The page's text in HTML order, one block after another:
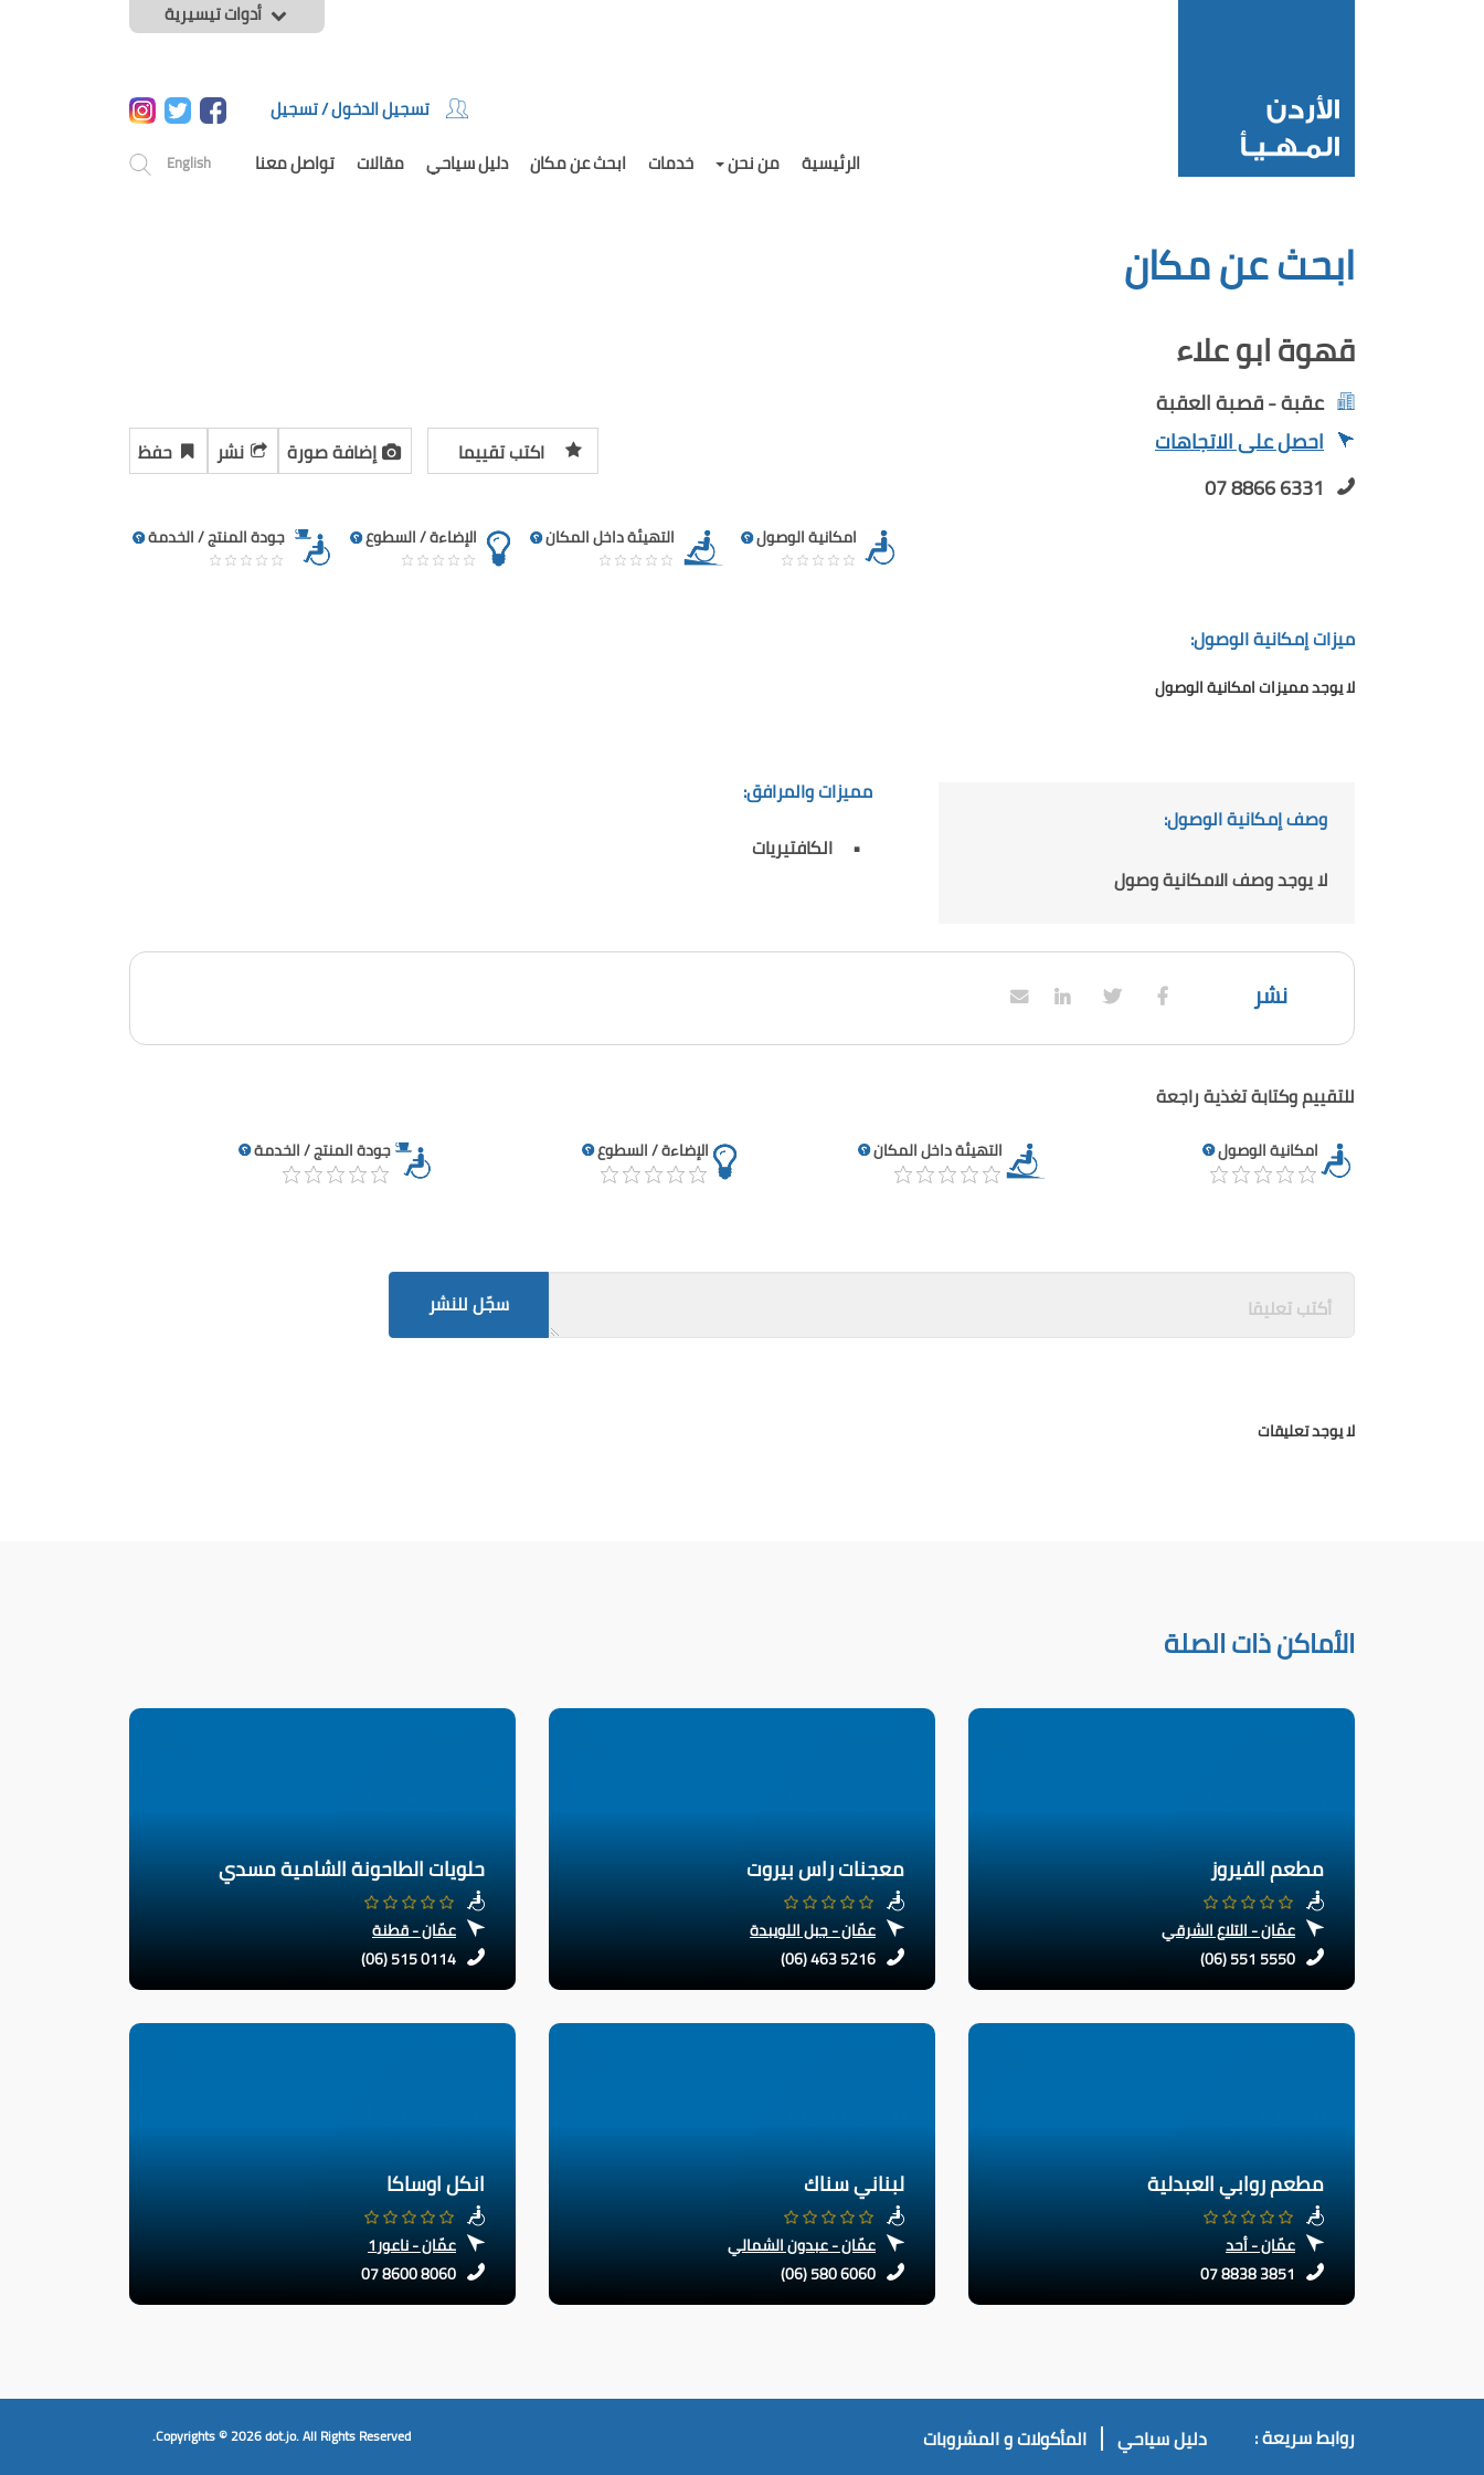
أدوات تيسيرية
تسجيل الدخول / تسجيل
English الرئيسية من نحن خدمات ابحث عن مكان دليل سياحي مقالات تواصل معنا
ابحث عن مكان
قهوة ابو علاء
عقبة - قصبة العقبة
احصل على الاتجاهات
اكتب تقييما إضافة صورة نشر حفظ
07 8866 6331
امكانية الوصول التهيئة داخل المكان الإضاءة / السطوع جودة المنتج / الخدمة
ميزات إمكانية الوصول:
لا يوجد مميزات امكانية الوصول
وصف إمكانية الوصول:
لا يوجد وصف الامكانية وصول
مميزات والمرافق:
الكافتيريات
نشر
للتقييم وكتابة تغذية راجعة
امكانية الوصول التهيئة داخل المكان الإضاءة / السطوع جودة المنتج / الخدمة
سجّل للنشر
لا يوجد تعليقات
الأماكن ذات الصلة
مطعم الفيروز
عمّان - التلاع الشرقي
(06) 551 5550
معجنات راس بيروت
عمّان - جبل اللويبدة
(06) 463 5216
حلويات الطاحونة الشامية مسدي
عمّان - قطنة
(06) 515 0114
مطعم روابي العبدلية
عمّان - أحد
07 8838 3851
لبناني سناك
عمّان - عبدون الشمالي
(06) 580 6060
انكل اوساكا
عمّان - ناعور1
07 8600 8060
روابط سريعة : دليل سياحي المأكولات و المشروبات Copyrights © 2026dot.jo.All Rights Reserved.